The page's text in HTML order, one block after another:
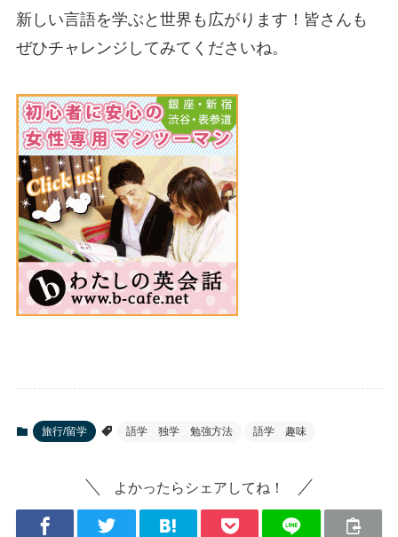
新しい言語を学ぶと世界も広がります！皆さんも
ぜひチャレンジしてみてくださいね。
旅行/留学 語学 独学 勉強方法 語学 趣味
よかったらシェアしてね！